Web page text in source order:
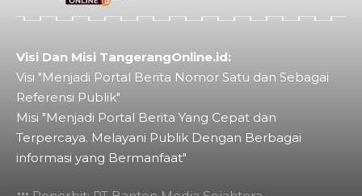
Visi Dan Misi TangerangOnline.id:
Visi "Menjadi Portal Berita Nomor Satu dan Sebagai
Referensi Publik"
Misi "Menjadi Portal Berita Yang Cepat dan
Terpercaya. Melayani Publik Dengan Berbagai
informasi yang Bermanfaat"